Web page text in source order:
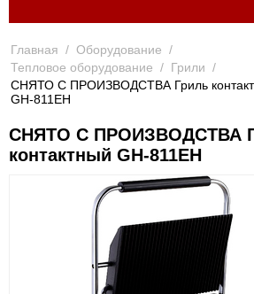
Главная / Оборудование /
Тепловое оборудование / Грили /
СНЯТО С ПРОИЗВОДСТВА Гриль
GH-811EH
СНЯТО С ПРОИЗВОДСТВА
контактный GH-811EH